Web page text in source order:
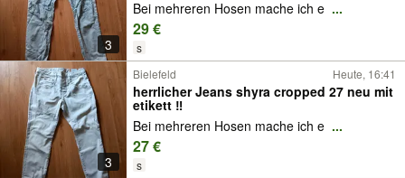
3
Bei mehreren Hosen mache ich e ...
29 €
s
3
Bielefeld Heute, 16:41
herrlicher Jeans shyra cropped 27 neu mit
etikett ‼️
Bei mehreren Hosen mache ich e ...
27 €
s